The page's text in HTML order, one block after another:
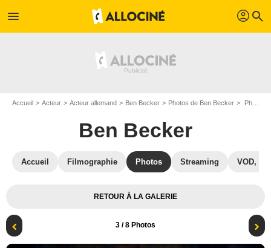
menu profil search
Accueil Acteur Acteur allemand Ben Becker Photos de Ben Becker Photo Ben Becker
Ben Becker
Accueil Filmographie Photos Streaming VOD,
RETOUR À LA GALERIE
3 / 8 Photos